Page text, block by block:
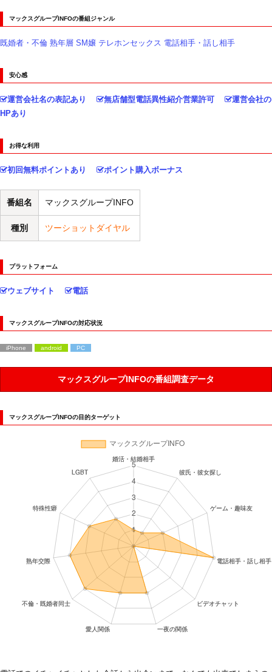
マックスグループINFOの番組ジャンル
既婚者・不倫 熟年層 SM嬢 テレホンセックス 電話相手・話し相手
安心感
運営会社名の表記あり 無店舗型電話異性紹介営業許可
運営会社の
HPあり
お得な利用
初回無料ポイントあり ポイント購入ボーナス
番組名 マックスグループINFO
種別 ツーショットダイヤル
プラットフォーム
ウェブサイト 電話
マックスグループINFOの対応状況
iPhone android PC
マックスグループINFOの番組調査データ
マックスグループINFOの目的ターゲット